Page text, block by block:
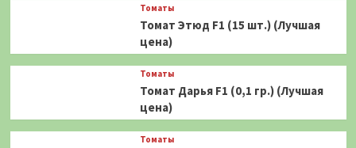
Томаты
Томат Этюд F1 (15 шт.) (Лучшая
цена)
Томаты
Томат Дарья F1 (0,1 гр.) (Лучшая
цена)
Томаты